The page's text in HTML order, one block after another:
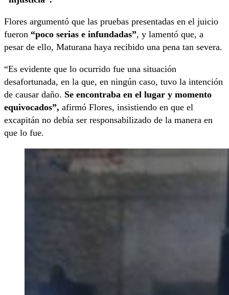
Flores argumentó que las pruebas presentadas en el juicio
fueron “poco serias e infundadas”, y lamentó que, a
pesar de ello, Maturana haya recibido una pena tan severa.
“Es evidente que lo ocurrido fue una situación
desafortunada, en la que, en ningún caso, tuvo la intención
de causar daño. Se encontraba en el lugar y momento
equivocados”, afirmó Flores, insistiendo en que el
excapitán no debía ser responsabilizado de la manera en
que lo fue.